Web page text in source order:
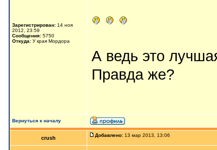
Зарегистрирован: 14 ноя
2012, 23:59
Сообщения: 5750
Откуда: У края Мордора
А ведь это
Правда же?
Вернуться к началу
crush Добавлено: 13 мар 2013, 13:06